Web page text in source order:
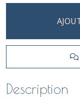
Description